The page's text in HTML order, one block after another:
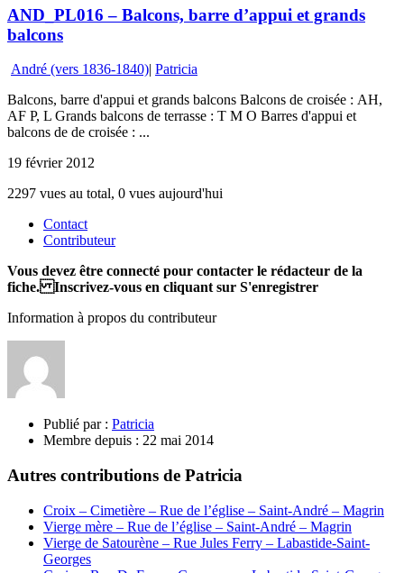
AND_PL016 – Balcons, barre d’appui et grands
balcons
André (vers 1836-1840)| Patricia
Balcons, barre d'appui et grands balcons Balcons de croisée : AH,
AF P, L Grands balcons de terrasse : T M O Barres d'appui et
balcons de de croisée : ...
19 février 2012
2297 vues au total, 0 vues aujourd'hui
Contact
Contributeur
Vous devez être connecté pour contacter le rédacteur de la
fiche. Inscrivez-vous en cliquant sur S'enregistrer
Information à propos du contributeur
Publié par : Patricia
Membre depuis : 22 mai 2014
Autres contributions de Patricia
Croix – Cimetière – Rue de l’église – Saint-André – Magrin
Vierge mère – Rue de l’église – Saint-André – Magrin
Vierge de Satourène – Rue Jules Ferry – Labastide-Saint-
Georges